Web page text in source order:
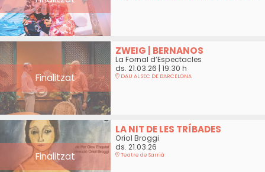
Finalitzat
ZWEIG | BERNANOS
La Fornal d’Espectacles
ds. 21.03.26 | 19:30 h
DAU AL SEC DE BARCELONA
Finalitzat
LA NIT DE LES TRÍBADES
Oriol Broggi
ds. 21.03.26
Teatre de Sarrià